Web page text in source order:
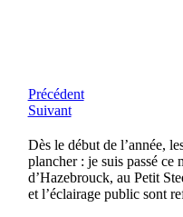
Précédent
Suivant
Dès le début de l’année,
plancher : je suis passé ce
d’Hazebrouck, au Petit
et l’éclairage public sont